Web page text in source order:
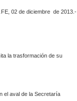
FE, 02 de diciembre de 2013.-
la trasformación de su
aval de la Secretaría